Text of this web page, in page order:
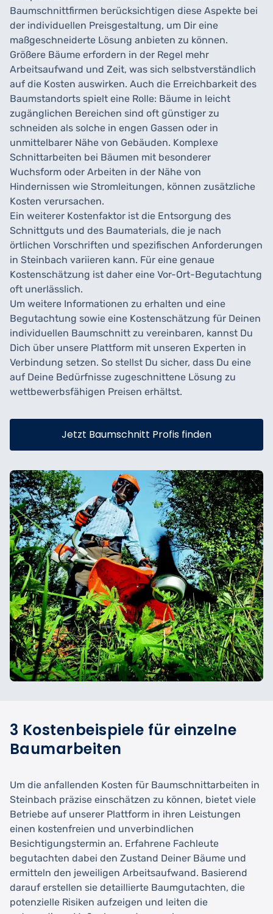
Baumschnittfirmen berücksichtigen diese Aspekte bei
der individuellen Preisgestaltung, um Dir eine
maßgeschneiderte Lösung anbieten zu können.
Größere Bäume erfordern in der Regel mehr
Arbeitsaufwand und Zeit, was sich selbstverständlich
auf die Kosten auswirken. Auch die Erreichbarkeit des
Baumstandorts spielt eine Rolle: Bäume in leicht
zugänglichen Bereichen sind oft günstiger zu
schneiden als solche in engen Gassen oder in
unmittelbarer Nähe von Gebäuden. Komplexe
Schnittarbeiten bei Bäumen mit besonderer
Wuchsform oder Arbeiten in der Nähe von
Hindernissen wie Stromleitungen, können zusätzliche
Kosten verursachen.
Ein weiterer Kostenfaktor ist die Entsorgung des
Schnittguts und des Baumaterials, die je nach
örtlichen Vorschriften und spezifischen Anforderungen
in Steinbach variieren kann. Für eine genaue
Kostenschätzung ist daher eine Vor-Ort-Begutachtung
oft unerlässlich.
Um weitere Informationen zu erhalten und eine
Begutachtung sowie eine Kostenschätzung für Deinen
individuellen Baumschnitt zu vereinbaren, kannst Du
Dich über unsere Plattform mit unseren Experten in
Verbindung setzen. So stellst Du sicher, dass Du eine
auf Deine Bedürfnisse zugeschnittene Lösung zu
wettbewerbsfähigen Preisen erhältst.
Jetzt Baumschnitt Profis finden
3 Kostenbeispiele für einzelne
Baumarbeiten
Um die anfallenden Kosten für Baumschnittarbeiten in
Steinbach präzise einschätzen zu können, bietet viele
Betriebe auf unserer Plattform in ihren Leistungen
einen kostenfreien und unverbindlichen
Besichtigungstermin an. Erfahrene Fachleute
begutachten dabei den Zustand Deiner Bäume und
ermitteln den jeweiligen Arbeitsaufwand. Basierend
darauf erstellen sie detaillierte Baumgutachten, die
potenzielle Risiken aufzeigen und leiten die